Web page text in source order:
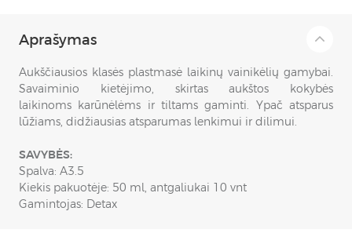
Aprašymas
Aukščiausios klasės plastmasė laikinų vainikėlių gamybai.
Savaiminio kietėjimo, skirtas aukštos kokybės
laikinoms karūnėlėms ir tiltams gaminti. Ypač atsparus
lūžiams, didžiausias atsparumas lenkimui ir dilimui.
SAVYBĖS:
Spalva: A3.5
Kiekis pakuotėje: 50 ml, antgaliukai 10 vnt
Gamintojas: Detax